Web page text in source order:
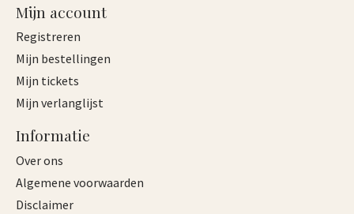
Mijn account
Registreren
Mijn bestellingen
Mijn tickets
Mijn verlanglijst
Informatie
Over ons
Algemene voorwaarden
Disclaimer